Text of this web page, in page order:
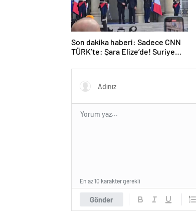
Son dakika haberi: Sadece CNN
TÜRK’te: Şara Elize’de! Suriye
Gönder
En az 10 karakter gerekli